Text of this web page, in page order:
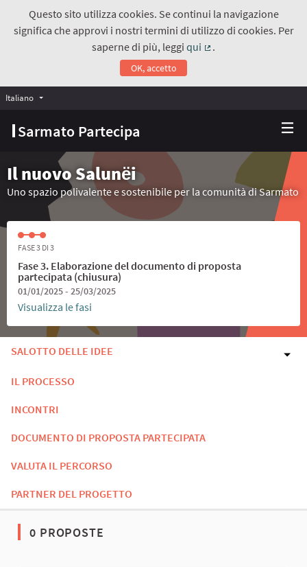
Questo sito utilizza cookies. Se continui la navigazione
significa che approvi i nostri termini di utilizzo di cookies. Per
saperne di più, leggiqui
.
OK, accetto
Sarmato Partecipa
Italiano Choose language
Il nuovo Salunёi
Uno spazio polivalente e sostenibile per la comunità di Sarmato
FASE 3 DI 3
Fase 3. Elaborazione del documento di proposta
partecipata (chiusura)
01/01/2025 - 25/03/2025
Visualizza le fasi
SALOTTO DELLE IDEE
IL PROCESSO
INCONTRI
DOCUMENTO DI PROPOSTA PARTECIPATA
VALUTA IL PERCORSO
PARTNER DEL PROGETTO
0 PROPOSTE